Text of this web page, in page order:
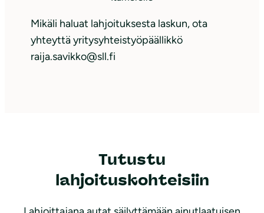
Mikäli haluat lahjoituksesta laskun, ota
yhteyttä yritysyhteistyöpäällikkö
raija.savikko@sll.fi
Tutustu
lahjoituskohteisiin